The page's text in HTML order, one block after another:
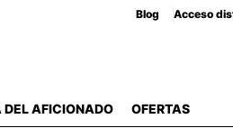
Blog Acceso
DEL AFICIONADO OFERTAS